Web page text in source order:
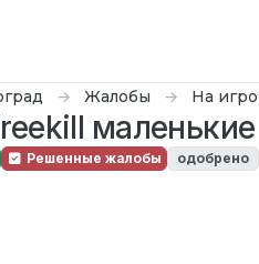
Жалобы На
маленькие
Решенные жалобы одобрено